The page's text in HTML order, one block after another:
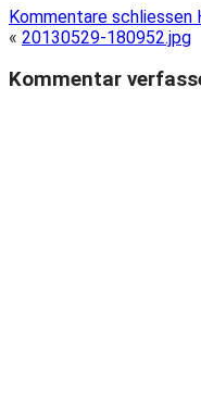
Kommentare schliessen
« 20130529-180952.jpg
Kommentar